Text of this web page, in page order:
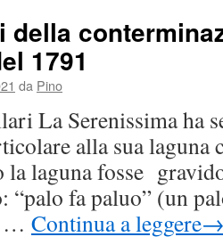
della
1791
da Pino
La Serenissima ha
alla sua laguna
laguna fosse
“palo fa paluo” (un
… Continua a leggere